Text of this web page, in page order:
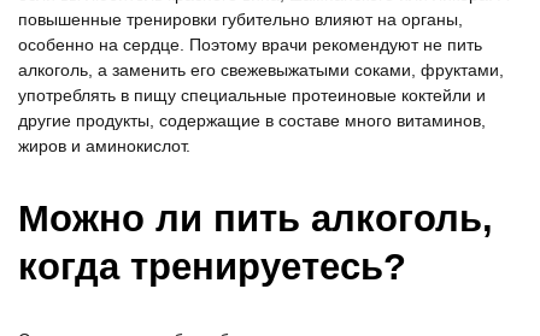
повышенные тренировки губительно влияют на органы,
особенно на сердце. Поэтому врачи рекомендуют не пить
алкоголь, а заменить его свежевыжатыми соками, фруктами,
употреблять в пищу специальные протеиновые коктейли и
другие продукты, содержащие в составе много витаминов,
жиров и аминокислот.
Можно ли пить алкоголь,
когда тренируетесь?